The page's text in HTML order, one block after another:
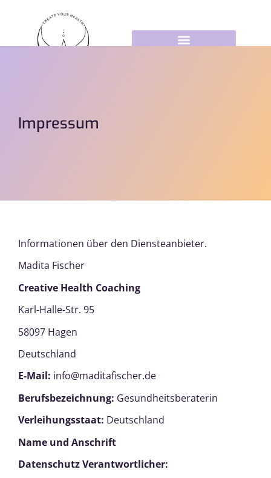
Impressum
Informationen über den Diensteanbieter.
Madita Fischer
Creative Health Coaching
Karl-Halle-Str. 95
58097 Hagen
Deutschland
E-Mail: info@maditafischer.de
Berufsbezeichnung: Gesundheitsberaterin
Verleihungsstaat: Deutschland
Name und Anschrift
Datenschutz Verantwortlicher: